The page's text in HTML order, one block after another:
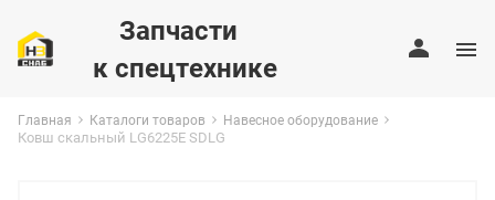
Запчасти
к спецтехнике
Главная Каталоги товаров Навесное оборудование
Ковш скальный LG6225E SDLG